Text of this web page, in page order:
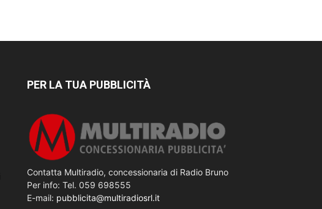
PER LA TUA PUBBLICITÀ
Contatta Multiradio, concessionaria di Radio Bruno
Per info: Tel. 059 698555
E-mail: pubblicita@multiradiosrl.it